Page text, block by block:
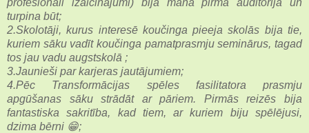
turpina būt;
2.Skolotāji, kurus interesē koučinga pieeja skolās bija tie,
kuriem sāku vadīt koučinga pamatprasmju seminārus, tagad
tos jau vadu augstskolā ;
3.Jaunieši par karjeras jautājumiem;
4.Pēc Transformācijas spēles fasilitatora prasmju
apgūšanas sāku strādāt ar pāriem. Pirmās reizēs bija
fantastiska sakritība, kad tiem, ar kuriem biju spēlējusi,
dzima bērni 😁;